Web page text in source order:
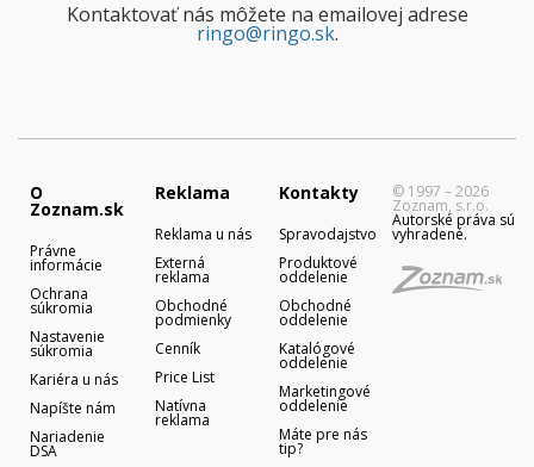
Kontaktovať nás môžete na emailovej adrese
ringo@ringo.sk.
O
Zoznam.sk
Právne
informácie
Ochrana
súkromia
Nastavenie
súkromia
Kariéra u nás
Napíšte nám
Nariadenie
DSA
Reklama
Reklama u nás
Externá
reklama
Obchodné
podmienky
Cenník
Price List
Natívna
reklama
Kontakty
Spravodajstvo
Produktové
oddelenie
Obchodné
oddelenie
Katalógové
oddelenie
Marketingové
oddelenie
Máte pre nás
tip?
© 1997 – 2026
Zoznam, s.r.o.
Autorské práva sú
vyhradené.